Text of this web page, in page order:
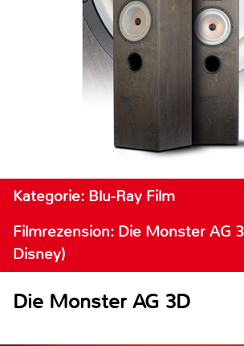
Kategorie: Blu-Ray Film
Filmrezension: Die Monster AG
Disney)
Die Monster AG 3D